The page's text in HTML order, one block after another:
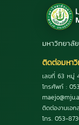
มหาวิทยาลั
ติดต่อมหา
เลขที่ 63 หมู่
โทรศัพท์ :
ติดต่องานเอก
โทร. 053-